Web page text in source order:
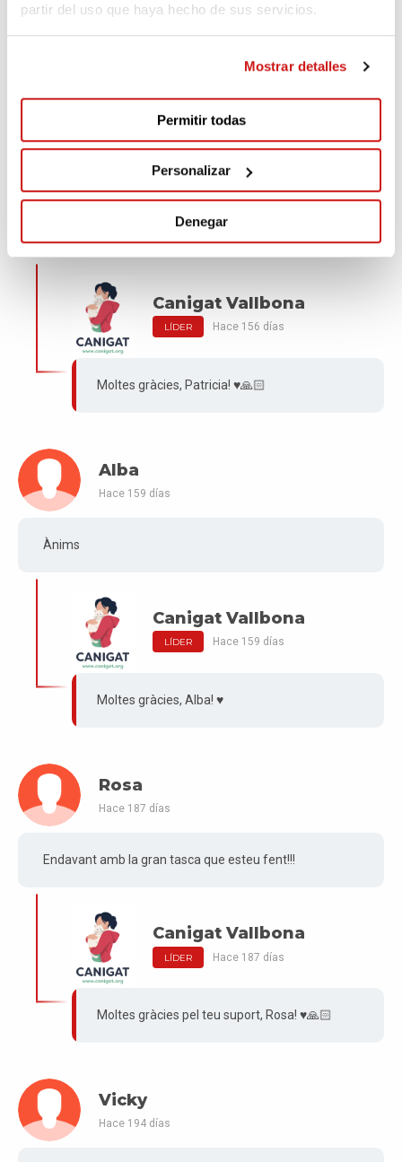
partir del uso que haya hecho de sus servicios.
Mostrar detalles
Permitir todas
Personalizar
Denegar
más. Muchas gracias! ♥️✨🙏🏻
Patricia
Hace 156 días
Gràcies per la vostra dedicació i amor als gatets, ànims!
Canigat Vallbona
LÍDER Hace 156 días
Moltes gràcies, Patricia! ♥️🙏🏻
Alba
Hace 159 días
Ànims
Canigat Vallbona
LÍDER Hace 159 días
Moltes gràcies, Alba! ♥️
Rosa
Hace 187 días
Endavant amb la gran tasca que esteu fent!!!
Canigat Vallbona
LÍDER Hace 187 días
Moltes gràcies pel teu suport, Rosa! ♥️🙏🏻
Vicky
Hace 194 días